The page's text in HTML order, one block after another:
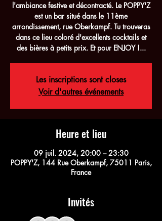
l'ambiance festive et décontracté. Le POPPY'Z
est un bar situé dans le 11ème
arrondissement, rue Oberkampf. Tu trouveras
dans ce lieu coloré d'excellents cocktails et
des bières à petits prix. Et pour ENJOY !...
Les inscriptions sont closes
Voir d'autres événements
Heure et lieu
09 juil. 2024, 20:00 – 23:30
POPPY'Z, 144 Rue Oberkampf, 75011 Paris,
France
Invités